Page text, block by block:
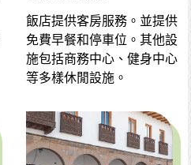
飯店提供客房服務。並提供
免費早餐和停車位。其他設
施包括商務中心、健身中心
等多樣休閒設施。